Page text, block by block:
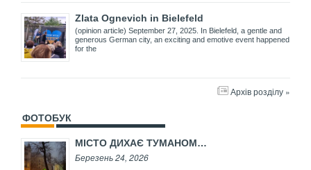
Zlata Ognevich in Bielefeld
(opinion article) September 27, 2025. In Bielefeld, a gentle and
generous German city, an exciting and emotive event happened
for the
Архів розділу »
ФОТОБУК
МІСТО ДИХАЄ ТУМАНОМ…
Березень 24, 2026